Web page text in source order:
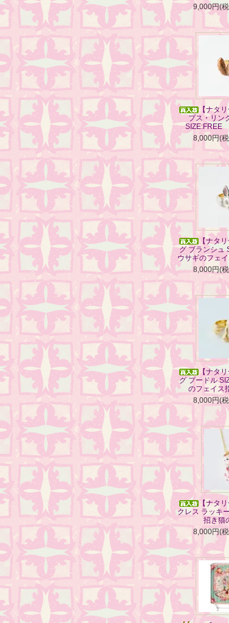
9,000円(
【ナタ
プス・リン
SIZE:FREE
8,000円(
【ナタ
グ ブランシ
ウサギのフェ
8,000円(
【ナタ
グ プードル
のフェイス
8,000円(
【ナタ
クレス ラッキ
招き猫
8,000円(